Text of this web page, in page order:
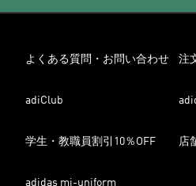
よくある質問・お問い合わせ 注
adiClub
学生・教職員割引10％OFF 店
adidas mi-uniform